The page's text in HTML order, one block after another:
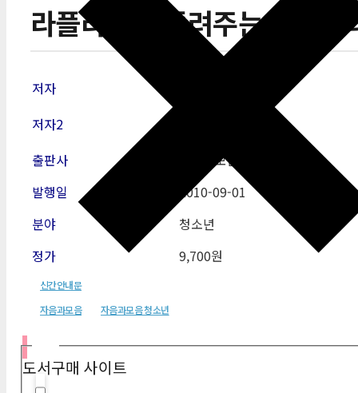
라플라스가 들려주는 천체물
저자
저자2
출판사
자음과모음
발행일
2010-09-01
분야
청소년
정가
9,700원
신간안내문
자음과모음
자음과모음 청소년
도서구매 사이트